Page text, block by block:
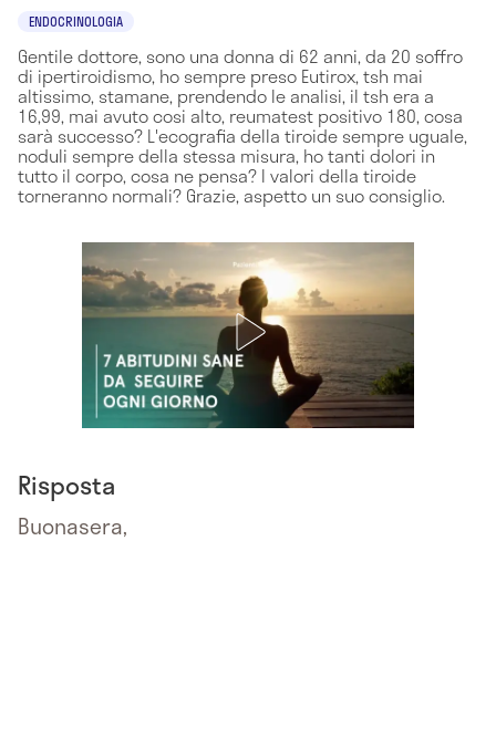
ENDOCRINOLOGIA
Gentile dottore, sono una donna di 62 anni, da 20 soffro
di ipertiroidismo, ho sempre preso Eutirox, tsh mai
altissimo, stamane, prendendo le analisi, il tsh era a
16,99, mai avuto cosi alto, reumatest positivo 180, cosa
sarà successo? L'ecografia della tiroide sempre uguale,
noduli sempre della stessa misura, ho tanti dolori in
tutto il corpo, cosa ne pensa? I valori della tiroide
torneranno normali? Grazie, aspetto un suo consiglio.
Risposta
Buonasera,